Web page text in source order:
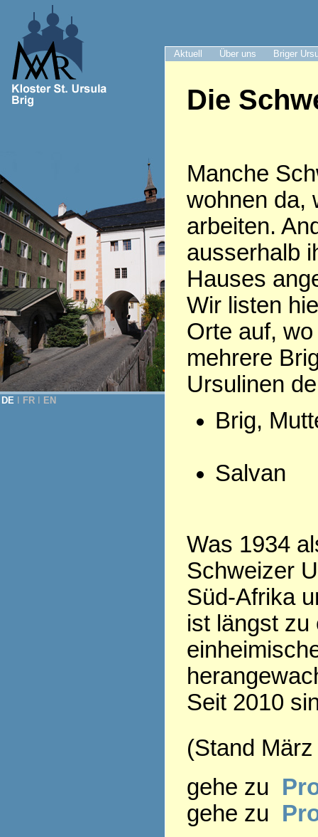
Aktuell Über uns Briger
DE FR EN
Die
Manche
wohnen da,
arbeiten.
ausserhalb
Hauses
Wir listen
Orte auf,
mehrere
Ursulinen
Brig,
Salvan
Was 1934
Schweizer
Süd-Afrika
ist längst zu
Seit 2010
(Stand
gehe zu
gehe zu